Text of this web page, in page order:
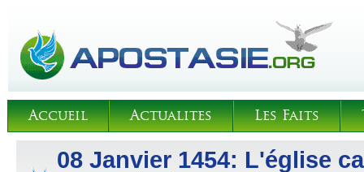
Accueil Actualites Les Faits
08 Janvier 1454: L'église